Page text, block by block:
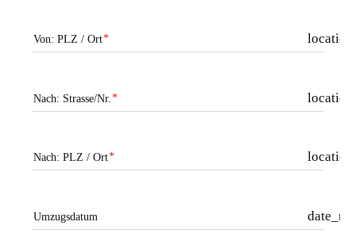
Von: PLZ / Ort
Nach: Strasse/Nr.
Nach: PLZ / Ort
Umzugsdatum